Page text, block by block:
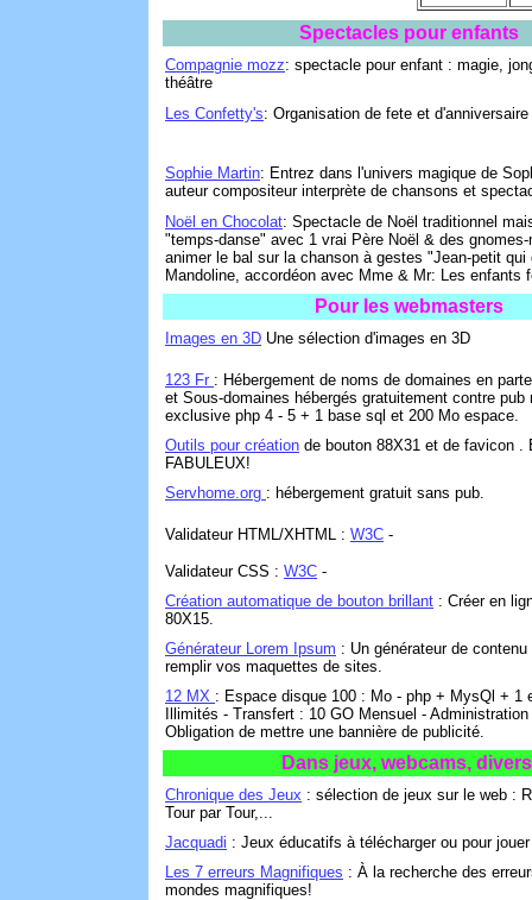
Spectacles pour enfants
Compagnie mozz: spectacle pour enfant : magie,
théâtre
Les Confetty's: Organisation de fete et
Sophie Martin: Entrez dans l'univers magique de
auteur compositeur interprète de chansons et
Noël en Chocolat: Spectacle de Noël traditionnel
"temps-danse" avec 1 vrai Père Noël & des
animer le bal sur la chanson à gestes "Jean-petit qui
Mandoline, accordéon avec Mme & Mr: Les enfants
Pour les webmasters
Images en 3D Une sélection d'images en 3D
123 Fr : Hébergement de noms de domaines en
et Sous-domaines hébergés gratuitement contre pub
exclusive php 4 - 5 + 1 base sql et 200 Mo espace.
Outils pour création de bouton 88X31 et de favicon .
FABULEUX!
Servhome.org : hébergement gratuit sans pub.
Validateur HTML/XHTML : W3C -
Validateur CSS : W3C -
Création automatique de bouton brillant : Créer en
80X15.
Générateur Lorem Ipsum : Un générateur de
remplir vos maquettes de sites.
12 MX : Espace disque 100 : Mo - php + MysQl + 1
Illimités - Transfert : 10 GO Mensuel -
Obligation de mettre une bannière de publicité.
Dans jeux, webcams,
Chronique des Jeux : sélection de jeux sur le web :
Tour par Tour,...
Jacquadi : Jeux éducatifs à télécharger ou pour
Les 7 erreurs Magnifiques : À la recherche des
mondes magnifiques!